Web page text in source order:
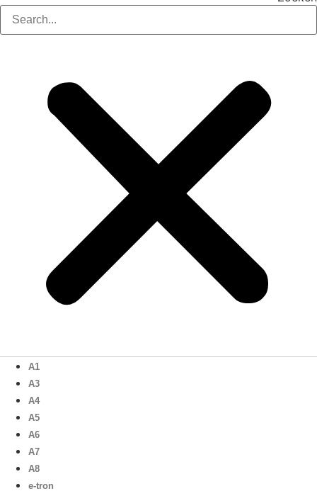
A1
A3
A4
A5
A6
A7
A8
e-tron